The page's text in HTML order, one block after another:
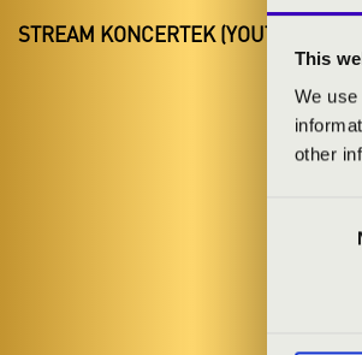
This
We
other
STREAM KONCERTEK (YOUTUBE)